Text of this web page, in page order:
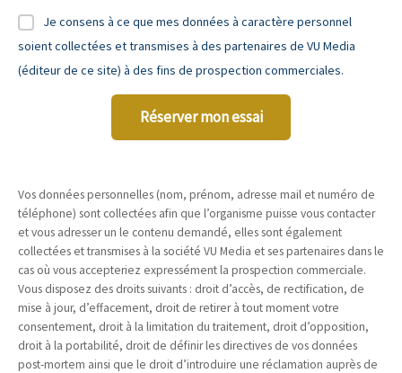
Je consens à ce que mes données à caractère personnel
soient collectées et transmises à des partenaires de VU Media
(éditeur de ce site) à des fins de prospection commerciales.
Réserver mon essai
Vos données personnelles (nom, prénom, adresse mail et numéro de
téléphone) sont collectées afin que l’organisme puisse vous contacter
et vous adresser un le contenu demandé, elles sont également
collectées et transmises à la société VU Media et ses partenaires dans le
cas où vous accepteriez expressément la prospection commerciale.
Vous disposez des droits suivants : droit d’accès, de rectification, de
mise à jour, d’effacement, droit de retirer à tout moment votre
consentement, droit à la limitation du traitement, droit d’opposition,
droit à la portabilité, droit de définir les directives de vos données
post-mortem ainsi que le droit d’introduire une réclamation auprès de